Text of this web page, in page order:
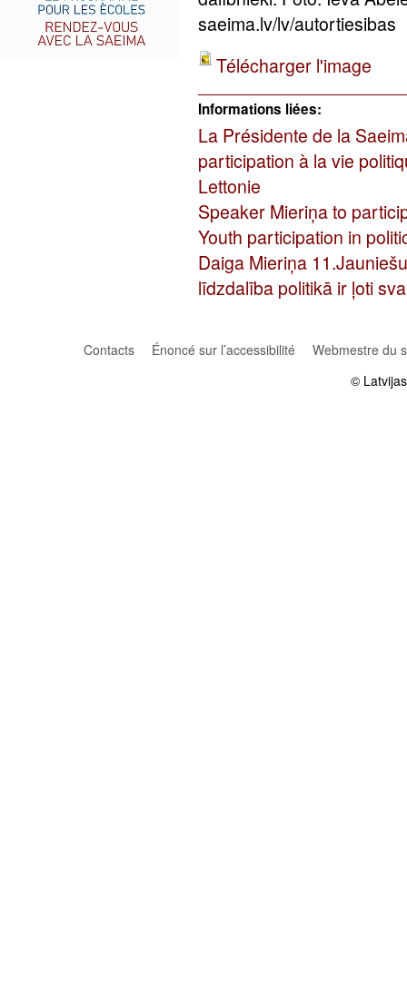
saeima.lv/lv/autortiesibas
Télécharger l'image
Informations liées:
La Présidente de la
participation à la vie
Lettonie
Speaker Mieriņa to
Youth participation in
Daiga Mieriņa
līdzdalība politikā ir ļoti
Contacts Énoncé sur l’accessibilité
Webmestre du
©